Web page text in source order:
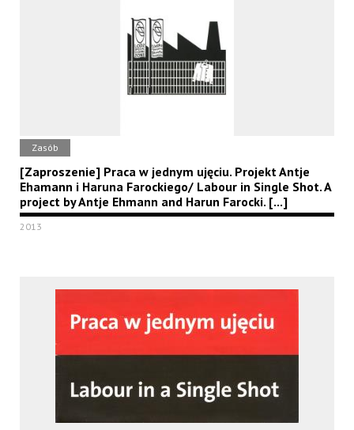
Zasób
[Zaproszenie] Praca w jednym ujęciu. Projekt Antje
Ehamann i Haruna Farockiego/ Labour in Single Shot. A
project by Antje Ehmann and Harun Farocki. [...]
2013